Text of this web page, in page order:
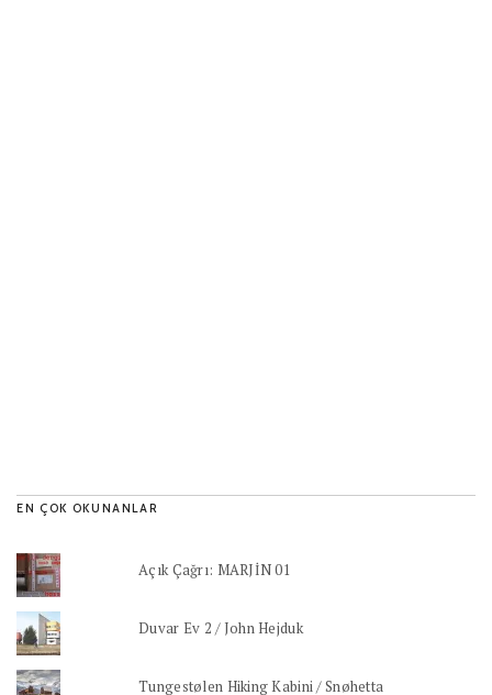
EN ÇOK OKUNANLAR
Açık Çağrı: MARJİN 01
Duvar Ev 2 / John Hejduk
Tungestølen Hiking Kabini / Snøhetta